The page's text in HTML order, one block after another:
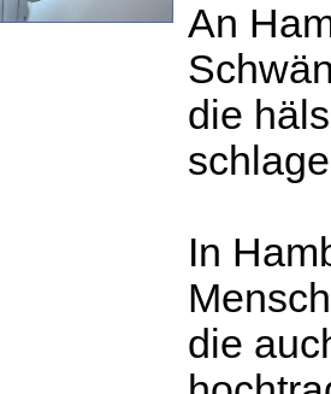
An
die
In
die